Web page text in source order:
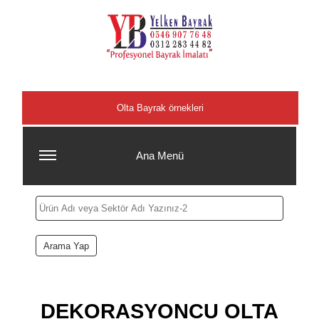
Olta Bayrak örnekleri
Ana Menü
DEKORASYONCU OLTA